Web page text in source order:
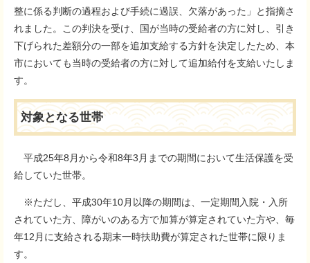
整に係る判断の過程および手続に過誤、欠落があった」と指摘さ
れました。この判決を受け、国が当時の受給者の方に対し、引き
下げられた差額分の一部を追加支給する方針を決定したため、本
市においても当時の受給者の方に対して追加給付を支給いたしま
す。
対象となる世帯
平成25年8月から令和8年3月までの期間において生活保護を受
給していた世帯。
※ただし、平成30年10月以降の期間は、一定期間入院・入所
されていた方、障がいのある方で加算が算定されていた方や、毎
年12月に支給される期末一時扶助費が算定された世帯に限りま
す。